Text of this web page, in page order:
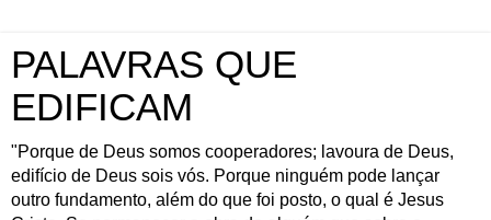
PALAVRAS QUE
EDIFICAM
"Porque de Deus somos cooperadores; lavoura de Deus,
edifício de Deus sois vós. Porque ninguém pode lançar
outro fundamento, além do que foi posto, o qual é Jesus